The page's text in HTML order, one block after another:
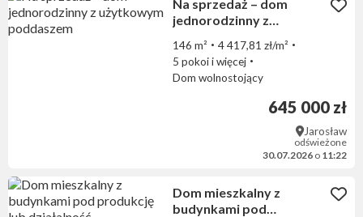
Na sprzedaż – dom
jednorodzinny z
146 m²
4 417,81 zł/m²
5 pokoi i więcej
Dom wolnostojący
645 000 zł
Jarosław
odświeżone
30.07.2026 o 11:22
Dom mieszkalny z
budynkami pod